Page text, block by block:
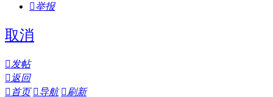
举报
取消
发帖
 返回
 首页 导航 刷新